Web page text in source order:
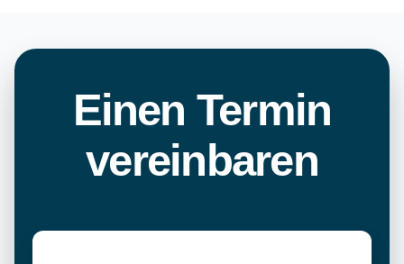
Einen Termin
vereinbaren